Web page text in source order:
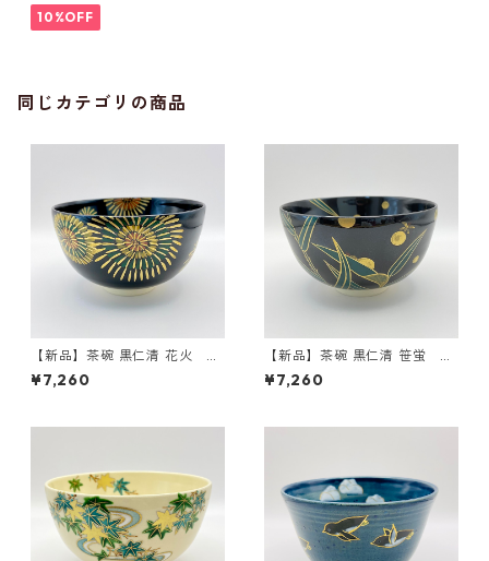
10%OFF
同じカテゴリの商品
【新品】茶碗 黒仁清 花火 前
田瑞雲 紙箱入
¥7,260
【新品】茶碗 黒仁清 笹蛍 前
田瑞雲 紙箱入
¥7,260